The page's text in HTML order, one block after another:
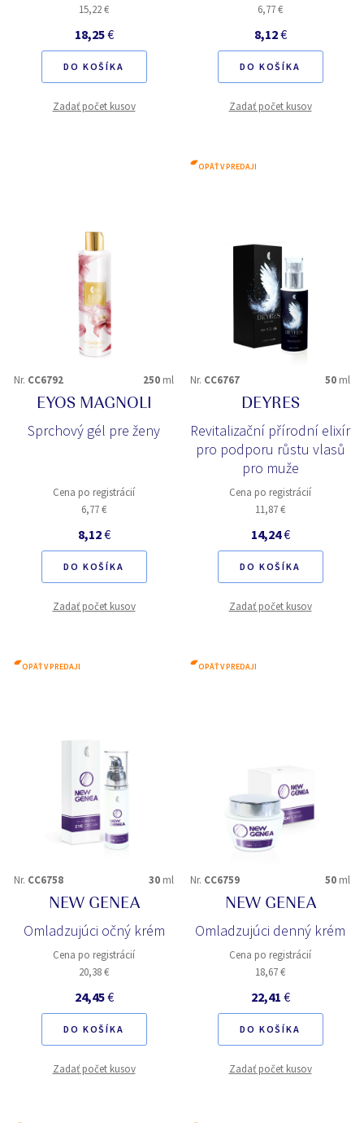
15,22 €
18,25€
DO KOŠÍKA
Zadať počet kusov
6,77 €
8,12€
DO KOŠÍKA
Zadať počet kusov
Nr. CC6792 250 ml
EYOS MAGNOLI
Sprchový gél pre ženy
Cena po registrácií
6,77 €
8,12€
DO KOŠÍKA
Zadať počet kusov
OPÄŤ V PREDAJI
Nr. CC6767 50 ml
DEYRES
Revitalizační přírodní elixír
pro podporu růstu vlasů
pro muže
Cena po registrácií
11,87 €
14,24€
DO KOŠÍKA
Zadať počet kusov
OPÄŤ V PREDAJI
Nr. CC6758 30 ml
NEW GENEA
Omladzujúci očný krém
Cena po registrácií
20,38 €
24,45€
DO KOŠÍKA
Zadať počet kusov
OPÄŤ V PREDAJI
Nr. CC6759 50 ml
NEW GENEA
Omladzujúci denný krém
Cena po registrácií
18,67 €
22,41 €
DO KOŠÍKA
Zadať počet kusov